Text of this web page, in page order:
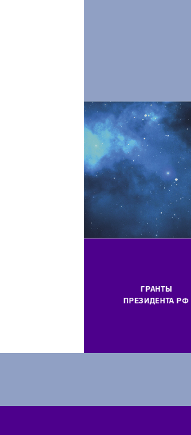
ГРАНТЫ
ПРЕЗИДЕНТА РФ